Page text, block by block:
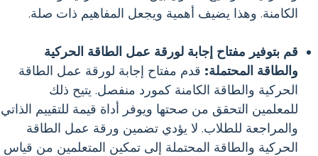
الكامنة. وهذا يضيف أهمية ويجعل المفاهيم ذات صلة.
قم بتوفير مفتاح إجابة لورقة عمل الطاقة الحركية
والطاقة المحتملة: قدم مفتاح إجابة لورقة عمل الطاقة
الحركية والطاقة الكامنة كمورد منفصل. يتيح ذلك
للمعلمين التحقق من صحتها ويوفر أداة قيمة للتقييم الذاتي
والمراجعة للطلاب. لا يؤدي تضمين ورقة عمل الطاقة
الحركية والطاقة المحتملة إلى تمكين المتعلمين من قياس